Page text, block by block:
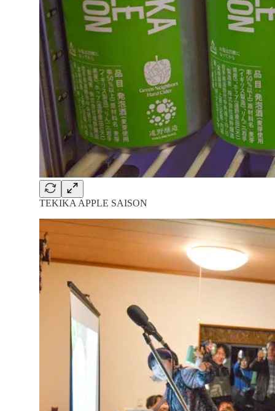
TEKIKA APPLE SAISON